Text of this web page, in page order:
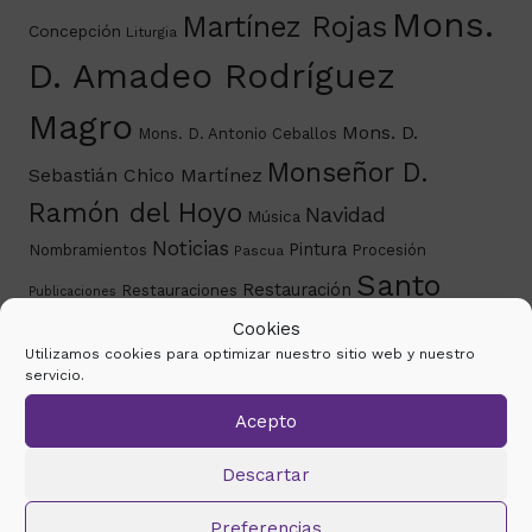
Cookies
Utilizamos cookies para optimizar nuestro sitio web y nuestro
servicio.
Acepto
Descartar
Concepción Liturgia Martínez Rojas Mons.
D. Amadeo Rodríguez
Magro Mons. D. Antonio Ceballos Mons. D.
Sebastián Chico Martínez Monseñor D.
Ramón del Hoyo Música Navidad
Nombramientos Noticias Pascua Pintura Procesión
Publicaciones Restauraciones Restauración Santo
Semana Santa Solemnidad de la Asunción
Virgen de la Antigua
Histórico de noticias
marzo 2026